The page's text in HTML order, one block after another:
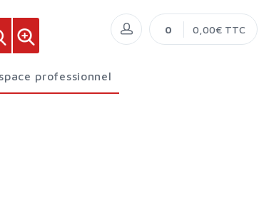
Espace professionnel
0 0,00€ TTC